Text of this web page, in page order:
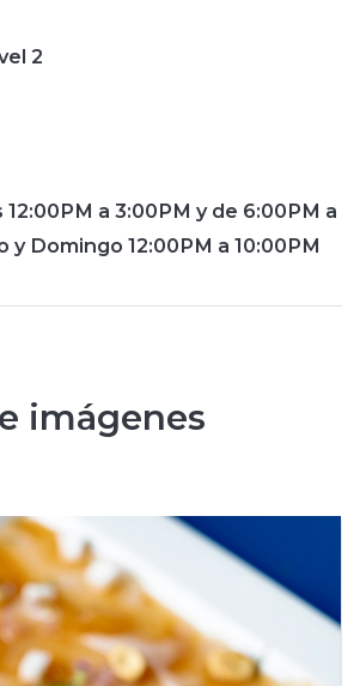
2
a 3:00PM y de 6:00PM a
y Domingo 12:00PM a 10:00PM
imágenes